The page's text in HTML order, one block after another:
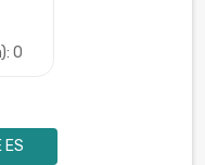
0
ES